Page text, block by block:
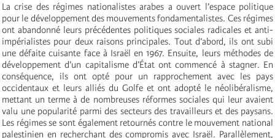
La crise des régimes nationalistes arabes a ouvert l’espace politique
pour le développement des mouvements fondamentalistes. Ces régimes
ont abandonné leurs précédentes politiques sociales radicales et anti-
impérialistes pour deux raisons principales. Tout d’abord, ils ont subi
une défaite cuisante face à Israël en 1967. Ensuite, leurs méthodes de
développement d’un capitalisme d’État ont commencé à stagner. En
conséquence, ils ont opté pour un rapprochement avec les pays
occidentaux et leurs alliés du Golfe et ont adopté le néolibéralisme,
mettant un terme à de nombreuses réformes sociales qui leur avaient
valu une popularité parmi des secteurs des travailleurs et des paysans.
Les régimes se sont également retournés contre le mouvement national
palestinien en recherchant des compromis avec Israël. Parallèlement,